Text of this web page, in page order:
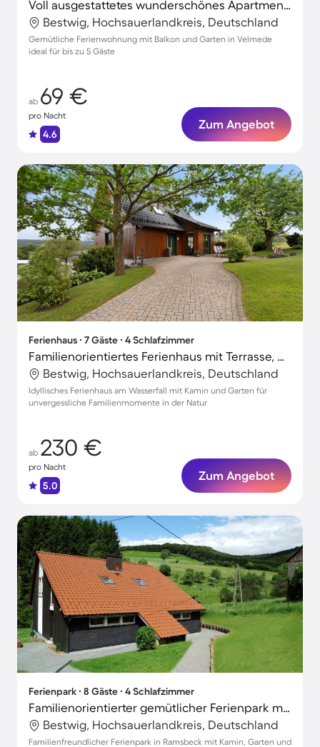
Voll ausgestattetes wunderschönes Apartment mit Garten und Grill | Naturblick
Bestwig, Hochsauerlandkreis, Deutschland
Gemütliche Ferienwohnung mit Balkon und Garten in Velmede
ideal für bis zu 5 Gäste
ab 69 €
pro Nacht
4.6
Zum Angebot
Ferienhaus ∙ 7 Gäste ∙ 4 Schlafzimmer
Familienorientiertes Ferienhaus mit Terrasse, Garten und schnellem Internet | Gartenblick
Bestwig, Hochsauerlandkreis, Deutschland
Idyllisches Ferienhaus am Wasserfall mit Kamin und Garten für
unvergessliche Familienmomente in der Natur
ab 230 €
pro Nacht
5.0
Zum Angebot
Ferienpark ∙ 8 Gäste ∙ 4 Schlafzimmer
Familienorientierter gemütlicher Ferienpark mit Grill, Terrasse und Garten | Haustiere erlaubt
Bestwig, Hochsauerlandkreis, Deutschland
Familienfreundlicher Ferienpark in Ramsbeck mit Kamin, Garten und